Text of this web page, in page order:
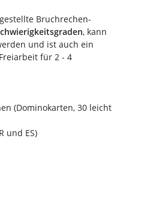
Bruchrechen-
, kann
und ist auch ein
für 2 - 4
(Dominokarten, 30 leicht
und ES)